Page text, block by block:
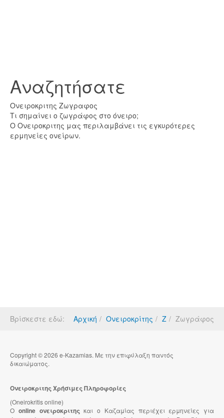
Αναζητήσατε
Ονειροκριτης Ζωγραφος
Τι σημαίνει ο ζωγράφος στο όνειρο;
Ο Ονειροκριτης μας περιλαμβάνει τις εγκυρότερες
ερμηνείες ονείρων.
Βρίσκεστε εδώ: Αρχική Ονειροκρίτης Ζ Ζωγράφος
Copyright © 2026 e-Kazamias. Με την επιφύλαξη παντός
δικαιώματος.
Ονειροκριτης Χρήσιμες Πληροφορίες
(Oneirokritis online)
Ο online ονειροκριτηςκαι ο Καζαμίας περιέχει ερμηνείες για